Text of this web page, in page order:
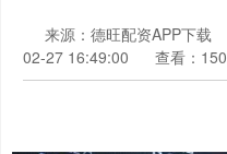
来源：德旺配资APP下载
02-27 16:49:00
查看：150